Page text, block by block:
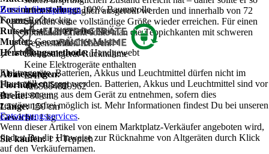
schnell wie möglich ausgerollt werden und innerhalb von 72
Stunden seine vollständige Größe wieder erreichen. Für einen
optimalen Effekt sollte man die Teppichkanten mit schweren
Gegenständen fixieren.
Elektroaltgerät-Rücknahme
Keine Elektrogeräte enthalten
EAN
4255664829962
Zusammenstellung:100% Baumwolle
Form:Rechteckig
Rutschfeste Unterseite:Nein
Muster:Geometrisches Muster
Herstellungsmethode:Handgewebt
Abmessungen:
Florhöhe:0.5 cm
Breite:80 cm
Länge:150 cm
Gewicht:1 kg
Sie kaufen:1 x Teppich
Bereich überspringen
Elektrogeräte, Batterien, Akkus und Leuchtmittel dürfen nicht im
Hausmüll entsorgt werden. Batterien, Akkus und Leuchtmittel sind vor
der Entsorgung aus dem Gerät zu entnehmen, sofern dies
zerstörungsfrei möglich ist. Mehr Informationen findest Du bei unseren
Entsorgungsservices.
Wenn dieser Artikel von einem Marktplatz-Verkäufer angeboten wird,
findest Du die Hinweise zur Rücknahme von Altgeräten durch Klick
auf den Verkäufernamen.